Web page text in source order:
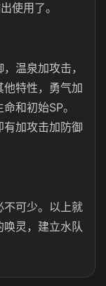
使用了。
温泉加攻击，
特性，勇气加
和初始SP。
加攻击加防御
不可少。以上就
灵，建立水队